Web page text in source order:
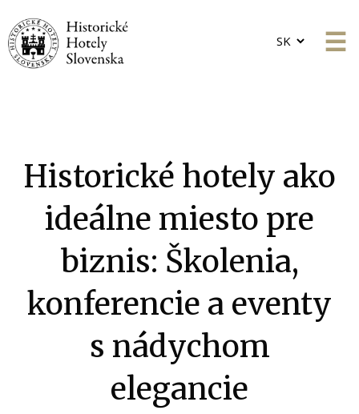
Choose
Historické hotely ako
ideálne miesto pre
biznis: Školenia,
konferencie a eventy
s nádychom
elegancie